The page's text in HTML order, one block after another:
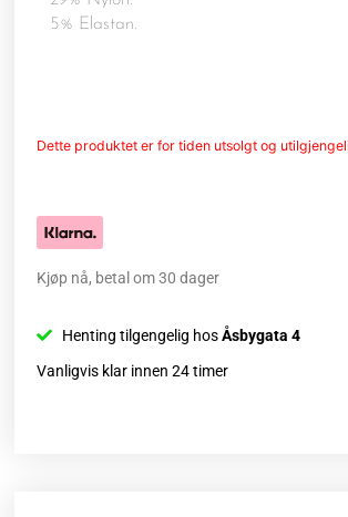
5% Elastan.
Dette produktet er for tiden utsolgt og
Kjøp nå, betal om 30 dager
Henting tilgengelig hosÅsbygata 4
Vanligvis klar innen 24 timer